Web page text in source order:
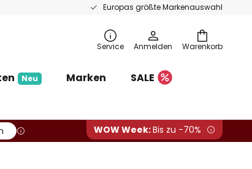
Europas größte Markenauswahl
Warenkorb
Service Anmelden
Neu Marken
SALE
WOW Week:Bis zu -70%